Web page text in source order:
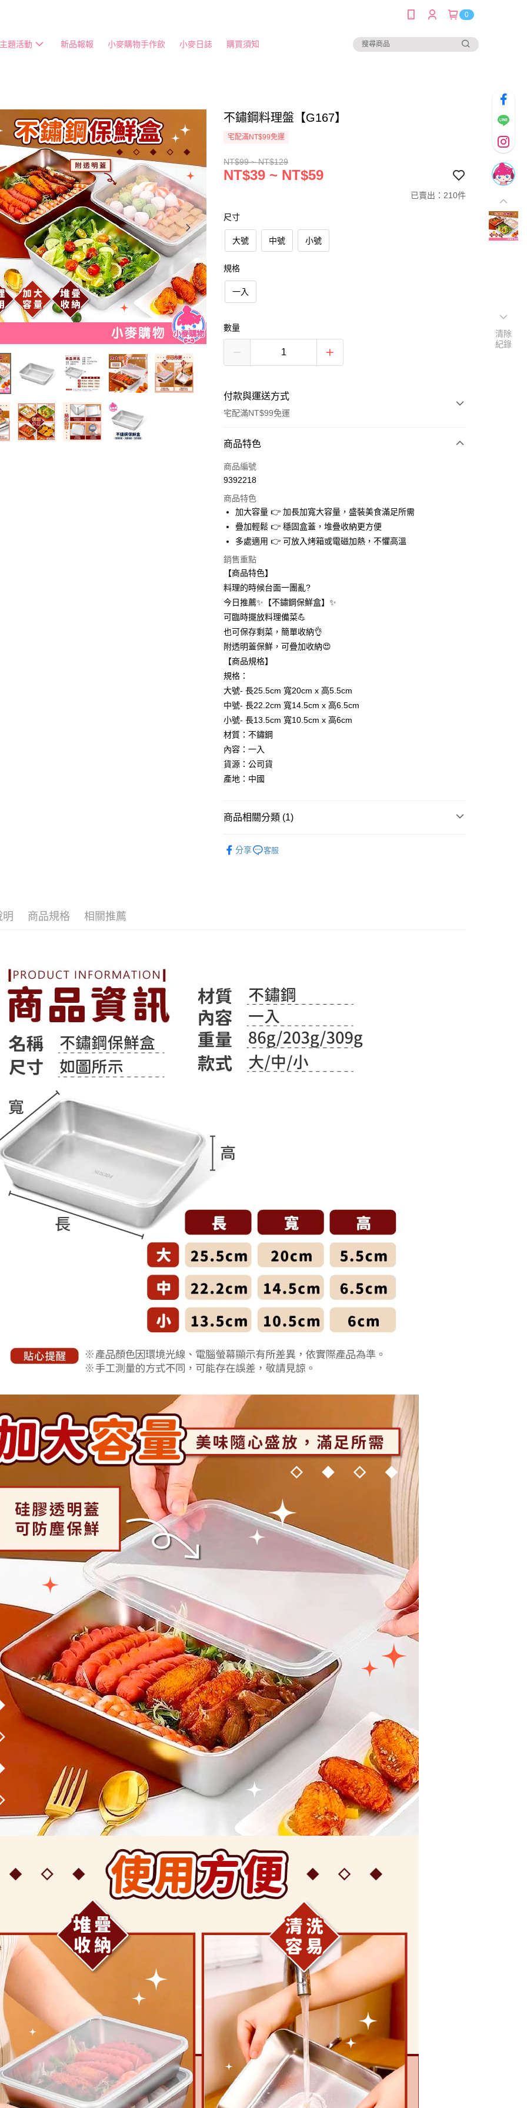
0
題活動 新品報報 小麥購物手作飲 小麥日誌 購買須知
不鏽鋼料理盤【G167】
宅配滿NT$99免運
NT$99 ~ NT$129
NT$39 ~ NT$59
已賣出：210件
尺寸
大號 中號 小號
規格
一入
數量
付款與運送方式
宅配滿NT$99免運
付款方式
信用卡一次付款
3 期 0 利率 每期 NT$13
合作金庫商業銀行
第一商業銀行
華南商業銀行
彰化商業銀行
國泰世華商業銀行
臺灣中小企業銀行
匯豐（台灣）商業銀行
聯邦商業銀行
玉山商業銀行
台新國際商業銀行
台灣樂天信用卡公司
超商取貨付款
Apple Pay
街口支付
悠遊付
AFTEE先享後付
相關說明
【關於「AFTEE先享後付」】
AFTEE先享後付是「在收到商品之後才付款」的支付方式。 讓您購物簡單
１．簡單：不需註冊會員、不需綁卡、不需儲值。
２．便利：只要手機號碼，簡訊認證，即可結帳。
３．安心：先確認商品／服務後，再付款。
【「AFTEE先享後付」結帳流程】
１．於結帳方式選擇「AFTEE先享後付」後，將跳轉至「AFTEE先享後
２．訂單成立數日內，您將收到繳費通知簡訊。
３．收到繳費通知簡訊後14天內，點擊此簡訊中的連結，可透過四大超商
先享後付繳納相關費用。
付客戶支援中心」
結果請求用戶進行身份認證。
５．嚴禁一人註冊多個帳號或使用他人資訊註冊。若發現惡意使用之情
形，恩沛科技股份有限公司將有權停止該用戶之使用額度並採取法律行
動。
ATM付款
運送方式
全家取貨付款
每筆NT$60，滿NT$399(含以上)免運費
付款後全家取貨
每筆NT$60，滿NT$399(含以上)免運費
每筆NT$60，滿NT$399(含以上)免運費
付款後7-11取貨
商品特色
商品編號
9392218
商品特色
加大容量 👉 加長加寬大容量，盛裝美食滿足所需
疊加輕鬆 👉 穩固盒蓋，堆疊收納更方便
多處適用 👉 可放入烤箱或電磁加熱，不懼高溫
銷售重點
【商品特色】
料理的時候台面一團亂?
今日推薦✨【不鏽鋼保鮮盒】✨
可臨時擺放料理備菜💪
也可保存剩菜，簡單收納👌
附透明蓋保鮮，可疊加收納😍
【商品規格】
規格：
大號- 長25.5cm 寬20cm x 高5.5cm
中號- 長22.2cm 寬14.5cm x 高6.5cm
小號- 長13.5cm 寬10.5cm x 高6cm
材質：不鏽鋼
內容：一入
貨源：公司貨
產地：中國
商品相關分類 (1)
分享
客服
明 商品規格 相關推薦
清除
紀錄